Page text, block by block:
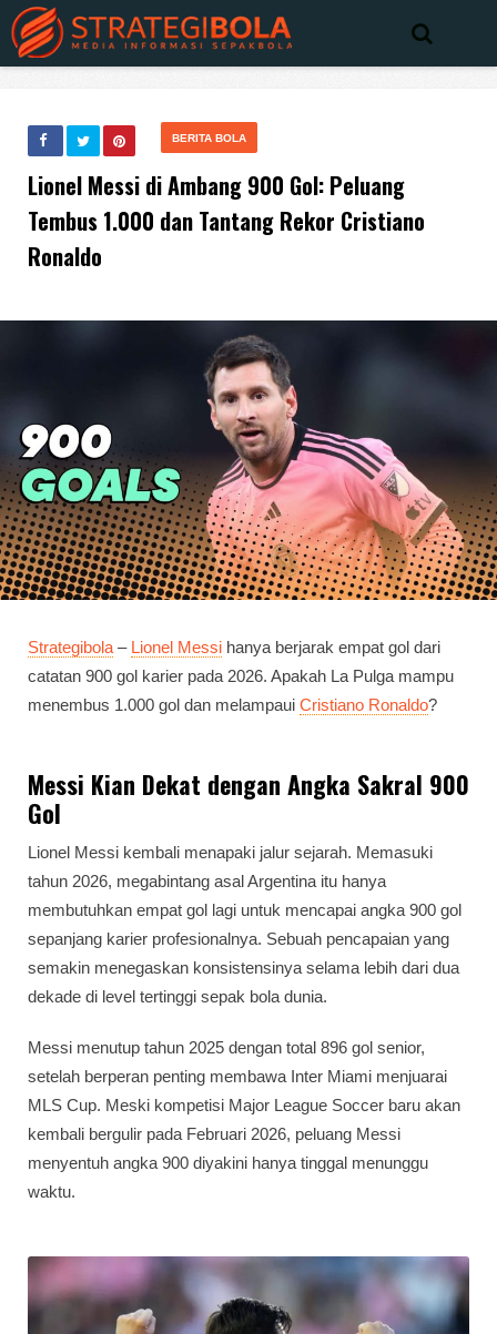
BERITA BOLA
Lionel Messi di Ambang 900 Gol: Peluang
Tembus 1.000 dan Tantang Rekor Cristiano
Ronaldo
Strategibola – Lionel Messi hanya berjarak empat gol dari
catatan 900 gol karier pada 2026. Apakah La Pulga mampu
menembus 1.000 gol dan melampaui Cristiano Ronaldo?
Messi Kian Dekat dengan Angka Sakral 900
Gol
Lionel Messi kembali menapaki jalur sejarah. Memasuki
tahun 2026, megabintang asal Argentina itu hanya
membutuhkan empat gol lagi untuk mencapai angka 900 gol
sepanjang karier profesionalnya. Sebuah pencapaian yang
semakin menegaskan konsistensinya selama lebih dari dua
dekade di level tertinggi sepak bola dunia.
Messi menutup tahun 2025 dengan total 896 gol senior,
setelah berperan penting membawa Inter Miami menjuarai
MLS Cup. Meski kompetisi Major League Soccer baru akan
kembali bergulir pada Februari 2026, peluang Messi
menyentuh angka 900 diyakini hanya tinggal menunggu
waktu.